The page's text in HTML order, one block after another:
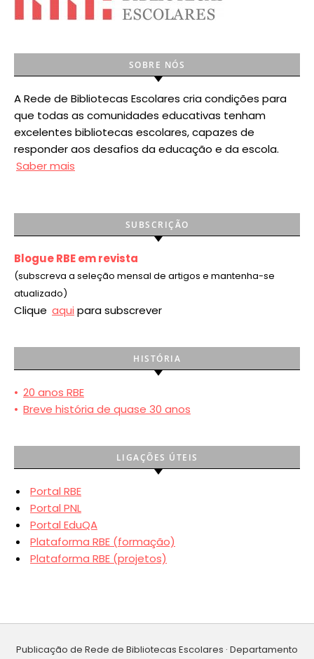
SOBRE NÓS
A Rede de Bibliotecas Escolares cria condições para
que todas as comunidades educativas tenham
excelentes bibliotecas escolares, capazes de
responder aos desafios da educação e da escola.
Saber mais
SUBSCRIÇÃO
Blogue RBE em revista
(subscreva a seleção mensal de artigos e mantenha-se
atualizado)
Clique aqui para subscrever
HISTÓRIA
• 20 anos RBE
• Breve história de quase 30 anos
LIGAÇÕES ÚTEIS
Portal RBE
Portal PNL
Portal EduQA
Plataforma RBE (formação)
Plataforma RBE (projetos)
Publicação de Rede de Bibliotecas Escolares · Departamento